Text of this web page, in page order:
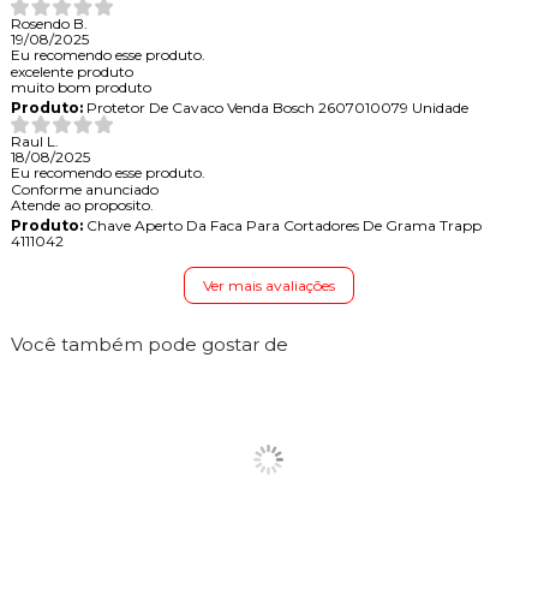
Rosendo B.
19/08/2025
Eu recomendo esse produto.
excelente produto
muito bom produto
Produto:Protetor De Cavaco Venda Bosch 2607010079 Unidade
Raul L.
18/08/2025
Eu recomendo esse produto.
Conforme anunciado
Atende ao proposito.
Produto:Chave Aperto Da Faca Para Cortadores De Grama Trapp
4111042
Ver mais avaliações
Você também pode gostar de